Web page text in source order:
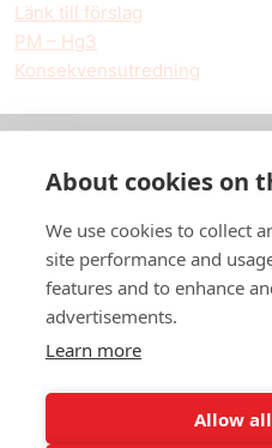
Länk till förslag
PM – Hg3
Konsekvensutredning
In English
Standardavtal
Snabblänkar
About cookies on
We use cookies to collect
site performance and
features and to enhance
advertisements.
Learn more
Allow